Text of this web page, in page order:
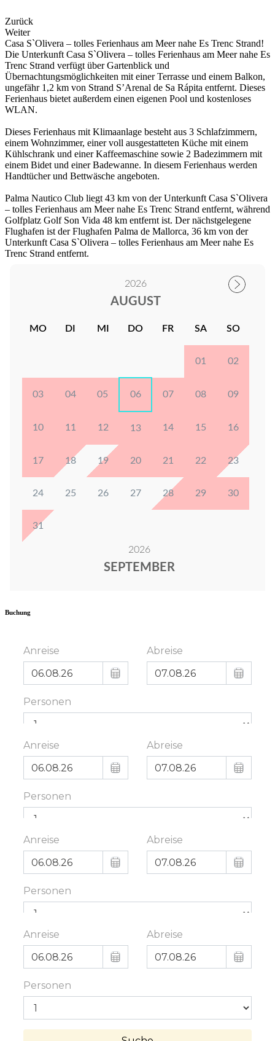
Zurück
Weiter
Casa S`Olivera – tolles Ferienhaus am Meer nahe Es Trenc Strand!
Die Unterkunft Casa S`Olivera – tolles Ferienhaus am Meer nahe Es
Trenc Strand verfügt über Gartenblick und
Übernachtungsmöglichkeiten mit einer Terrasse und einem Balkon,
ungefähr 1,2 km von Strand S’Arenal de Sa Rápita entfernt. Dieses
Ferienhaus bietet außerdem einen eigenen Pool und kostenloses
WLAN.
Dieses Ferienhaus mit Klimaanlage besteht aus 3 Schlafzimmern,
einem Wohnzimmer, einer voll ausgestatteten Küche mit einem
Kühlschrank und einer Kaffeemaschine sowie 2 Badezimmern mit
einem Bidet und einer Badewanne. In diesem Ferienhaus werden
Handtücher und Bettwäsche angeboten.
Palma Nautico Club liegt 43 km von der Unterkunft Casa S`Olivera
– tolles Ferienhaus am Meer nahe Es Trenc Strand entfernt, während
Golfplatz Golf Son Vida 48 km entfernt ist. Der nächstgelegene
Flughafen ist der Flughafen Palma de Mallorca, 36 km von der
Unterkunft Casa S`Olivera – tolles Ferienhaus am Meer nahe Es
Trenc Strand entfernt.
Buchung